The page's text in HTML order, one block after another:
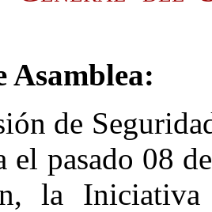
Asamblea:
de
el pasado 08
la